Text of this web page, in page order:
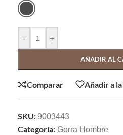
- +
AÑADIR AL
Comparar Añadir a
SKU:9003443
Categoría: Gorra Hombre